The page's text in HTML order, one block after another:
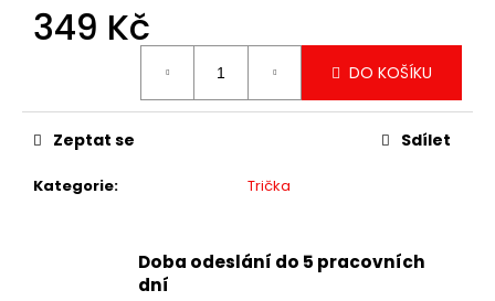
349 Kč
DO KOŠÍKU
Kategorie: Trička
Zeptat se Sdílet
Doba odeslání do 5 pracovních
dní